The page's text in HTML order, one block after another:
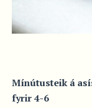
Mínútusteik á
fyrir 4-6